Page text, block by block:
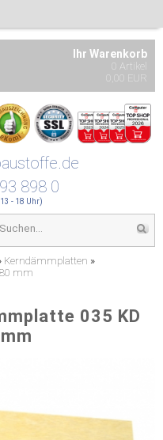
Ihr Warenkorb
0 Artikel
0,00 EUR
898 0
- 18 Uhr)
Kerndämmplatten »
mm
035 KD